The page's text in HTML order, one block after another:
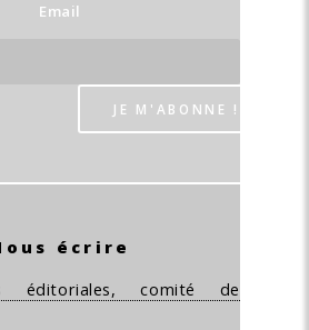
Email
écrire
éditoriales, comité de